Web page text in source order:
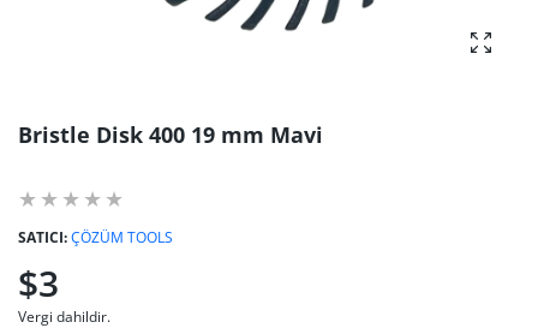
Bristle Disk 400 19 mm Mavi
SATICI:ÇÖZÜM TOOLS
$3
Vergi dahildir.